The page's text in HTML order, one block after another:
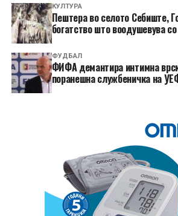
КУЛТУРА
Пештера во селото Себиште,
богатство што воодушевува
ФУДБАЛ
ФИФА демантира интимна
поранешна службеничка на